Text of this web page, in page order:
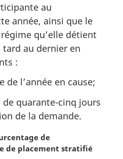
au
année, ainsi que le
qu’elle détient
au dernier en
:
de l’année en cause;
quarante-cinq jours
de la demande.
de
de placement stratifié